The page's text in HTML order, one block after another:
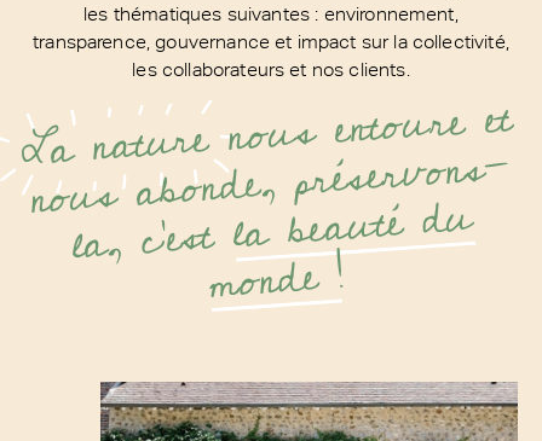
les thématiques suivantes : environnement,
transparence, gouvernance et impact sur la collectivité,
les collaborateurs et nos clients.
La naturenous entoure et
nous abonde, préservons-
la, c'estla beauté du
monde !